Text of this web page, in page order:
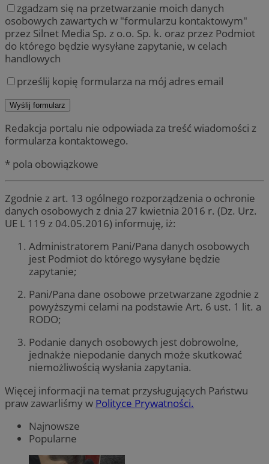
zgadzam się na przetwarzanie moich danych
osobowych zawartych w "formularzu kontaktowym"
przez Silnet Media Sp. z o.o. Sp. k. oraz przez Podmiot
do którego będzie wysyłane zapytanie, w celach
handlowych
prześlij kopię formularza na mój adres email
Redakcja portalu nie odpowiada za treść wiadomości z
formularza kontaktowego.
* pola obowiązkowe
Zgodnie z art. 13 ogólnego rozporządzenia o ochronie
danych osobowych z dnia 27 kwietnia 2016 r. (Dz. Urz.
UE L 119 z 04.05.2016) informuję, iż:
Administratorem Pani/Pana danych osobowych
jest Podmiot do którego wysyłane będzie
zapytanie;
Pani/Pana dane osobowe przetwarzane zgodnie z
powyższymi celami na podstawie Art. 6 ust. 1 lit. a
RODO;
Podanie danych osobowych jest dobrowolne,
jednakże niepodanie danych może skutkować
niemożliwością wysłania zapytania.
Więcej informacji na temat przysługujących Państwu
praw zawarliśmy w Polityce Prywatności.
Najnowsze
Popularne